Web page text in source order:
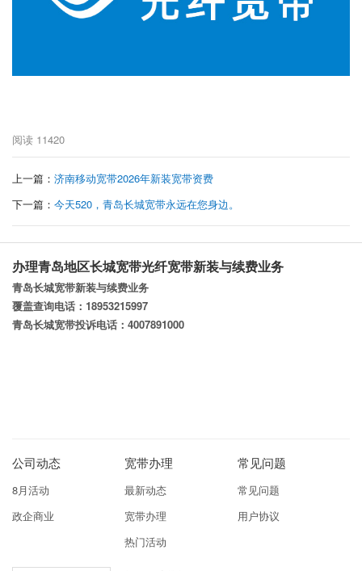
阅读 11420
上一篇： 济南移动宽带2026年新装宽带资费
下一篇： 今天520，青岛长城宽带永远在您身边。
办理青岛地区长城宽带光纤宽带新装与续费业务
青岛长城宽带新装与续费业务
覆盖查询电话：18953215997
青岛长城宽带投诉电话：4007891000
公司动态
8月活动
政企商业
宽带办理
最新动态
宽带办理
热门活动
常见问题
常见问题
用户协议